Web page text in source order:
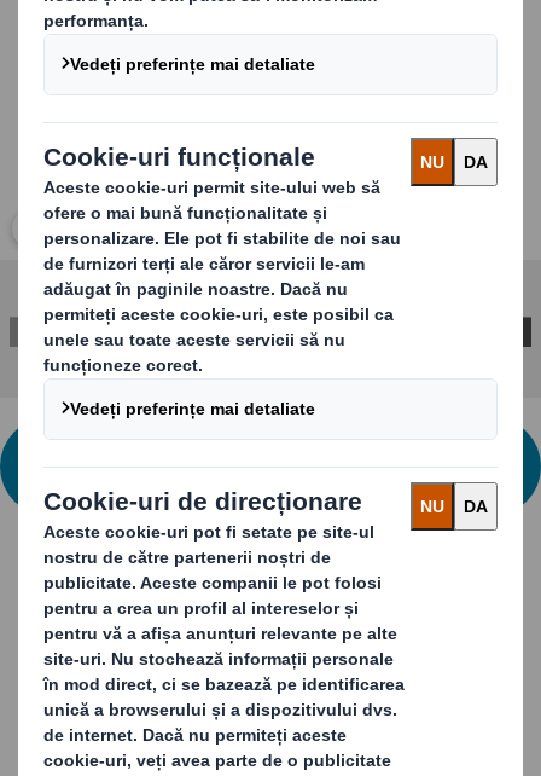
Carousel. Use previous and next buttons to move
Clic aici pentru acces imagine
CONTACTEAZĂ-NE PENTRU MAI MULTE
INFORMAȚII